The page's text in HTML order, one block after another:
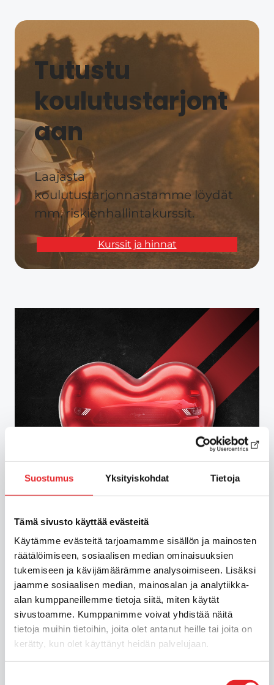
Suostumus Yksityiskohdat Tietoja
Tämä sivusto käyttää evästeitä
Käytämme evästeitä tarjoamamme sisällön ja mainosten
räätälöimiseen, sosiaalisen median ominaisuuksien
tukemiseen ja kävijämäärämme analysoimiseen. Lisäksi
jaamme sosiaalisen median, mainosalan ja analytiikka-
alan kumppaneillemme tietoja siitä, miten käytät
sivustoamme. Kumppanimme voivat yhdistää näitä
tietoja muihin tietoihin, joita olet antanut heille tai joita on
kerätty, kun olet käyttänyt heidän palvelujaan.
Tutustu
koulutustarjont
aan​
Laajasta
koulutustarjonnastamme löydät
mm. riskienhallintakurssit.
Kurssit ja hinnat
Liikenneterveyden
palvelut
Toteutamme terveysperusteisia ajokyvyn